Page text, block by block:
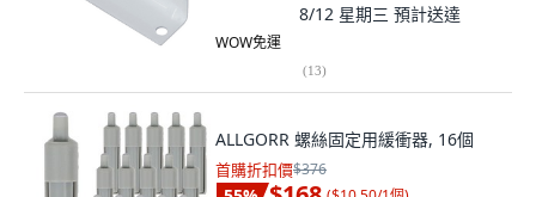
8/12 星期三 預計送達
WOW免運
(13)
ALLGORR 螺絲固定用緩衝器, 16個
首購折扣價$376